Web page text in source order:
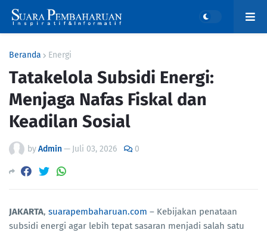
Beranda Energi
Tatakelola Subsidi Energi:
Menjaga Nafas Fiskal dan
Keadilan Sosial
byAdmin— Juli 03, 2026 0
JAKARTA, suarapembaharuan.com – Kebijakan penataan
subsidi energi agar lebih tepat sasaran menjadi salah satu